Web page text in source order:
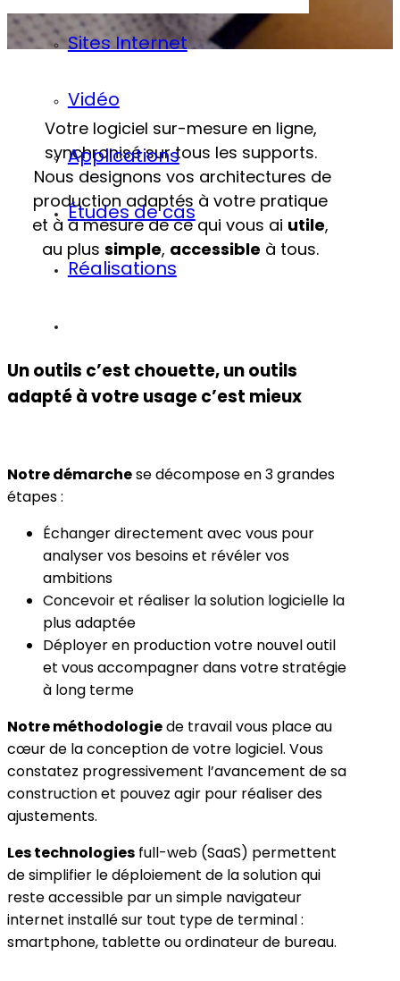
Sites Internet
Vidéo
Applications
Études de cas
Réalisations
Votre logiciel sur-mesure en ligne,
synchronisé sur tous les supports.
Nous designons vos architectures de
production adaptés à votre pratique
et à a mesure de ce qui vous ai utile,
au plussimple, accessible à tous.
Un outils c’est chouette, un outils
adapté à votre usage c’est mieux
Notre démarchese décompose en 3 grandes
étapes :
Échanger directement avec vous pour
analyser vos besoins et révéler vos
ambitions
Concevoir et réaliser la solution logicielle la
plus adaptée
Déployer en production votre nouvel outil
et vous accompagner dans votre stratégie
à long terme
Notre méthodologiede travail vous place au
cœur de la conception de votre logiciel. Vous
constatez progressivement l’avancement de sa
construction et pouvez agir pour réaliser des
ajustements.
Les technologies full-web (SaaS) permettent
de simplifier le déploiement de la solution qui
reste accessible par un simple navigateur
internet installé sur tout type de terminal :
smartphone, tablette ou ordinateur de bureau.